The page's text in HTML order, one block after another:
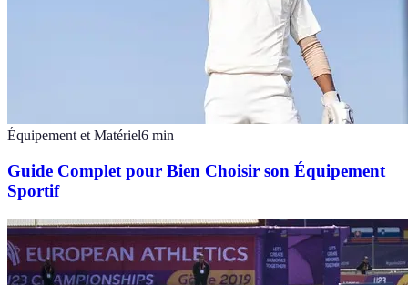
Équipement et Matériel6 min
Guide Complet pour Bien Choisir son Équipement
Sportif